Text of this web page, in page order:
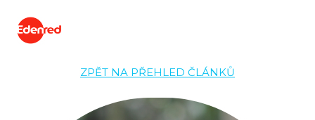
ZPĚT NA PŘEHLED ČLÁNKŮ